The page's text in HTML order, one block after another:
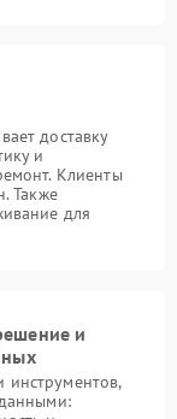
доставку
и
Клиенты
Также
для
и